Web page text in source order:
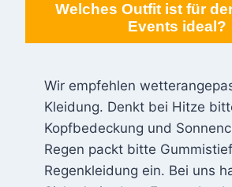
Welches Outfit ist für
Events ideal?
Wir empfehlen
Kleidung. Denkt bei Hitze
Kopfbedeckung und
Regen packt bitte
Regenkleidung ein. Bei uns